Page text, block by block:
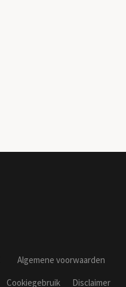
Algemene voorwaarden
Cookiegebruik Disclaimer